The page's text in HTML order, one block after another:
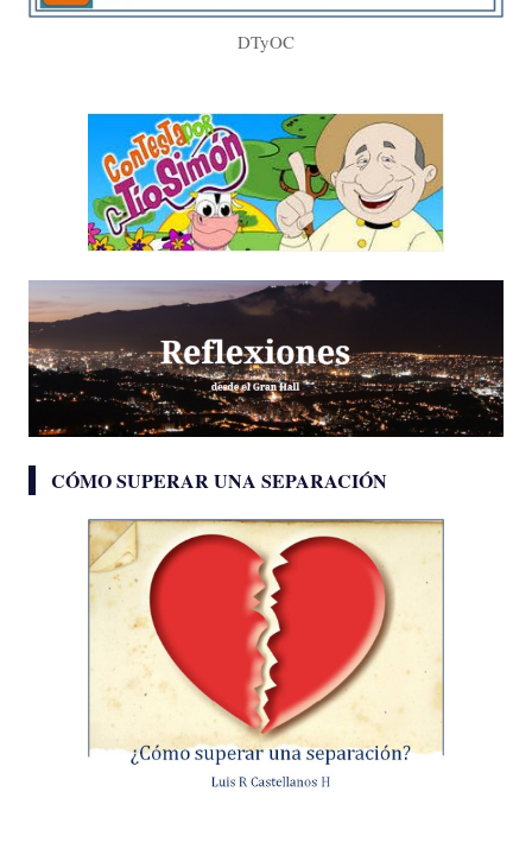
DTyOC
CÓMO SUPERAR UNA SEPARACIÓN